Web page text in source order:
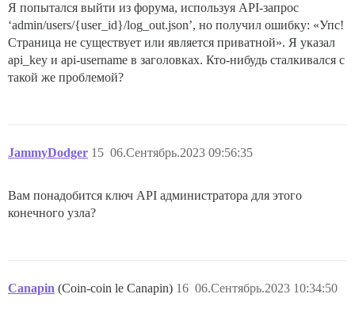
Я попытался выйти из форума, используя API-запрос
‘admin/users/{user_id}/log_out.json’, но получил ошибку: «Упс!
Страница не существует или является приватной». Я указал
api_key и api-username в заголовках. Кто-нибудь сталкивался с
такой же проблемой?
JammyDodger 06.Сентябрь.2023 09:56:35
15
Вам понадобится ключ API администратора для этого
конечного узла?
Canapin (Coin-coin le Canapin) 06.Сентябрь.2023 10:34:50
16